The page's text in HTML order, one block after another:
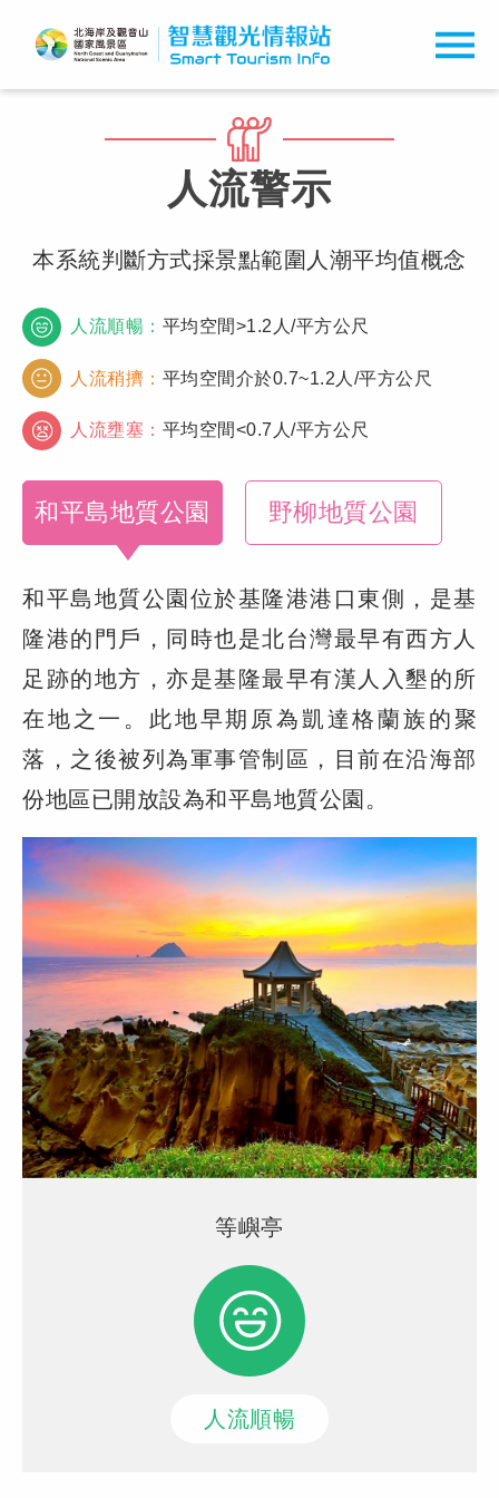
人流警示
本系統判斷方式採景點範圍人潮平均值概念
人流順暢： 平均空間>1.2人/平方公尺
人流稍擠： 平均空間介於0.7~1.2人/平方公尺
人流壅塞： 平均空間<0.7人/平方公尺
和平島地質公園 野柳地質公園
和平島地質公園位於基隆港港口東側，是基
隆港的門戶，同時也是北台灣最早有西方人
足跡的地方，亦是基隆最早有漢人入墾的所
在地之一。此地早期原為凱達格蘭族的聚
落，之後被列為軍事管制區，目前在沿海部
份地區已開放設為和平島地質公園。
等嶼亭
人流順暢